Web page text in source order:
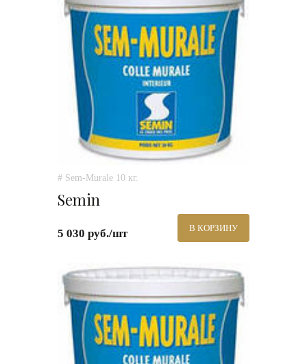
# Sem-Murale 10 кг.
Semin
5 030 руб./шт В КОРЗИНУ